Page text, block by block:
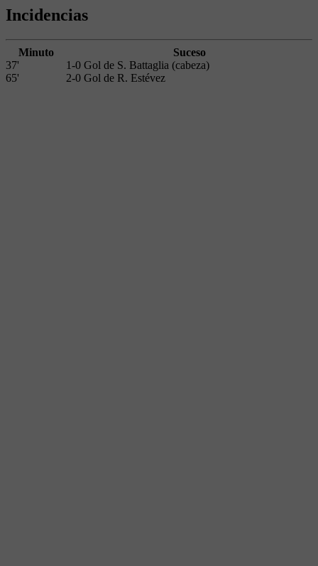
Incidencias
Minuto
Suceso
37'
1-0 Gol de S. Battaglia (cabeza)
65'
2-0 Gol de R. Estévez